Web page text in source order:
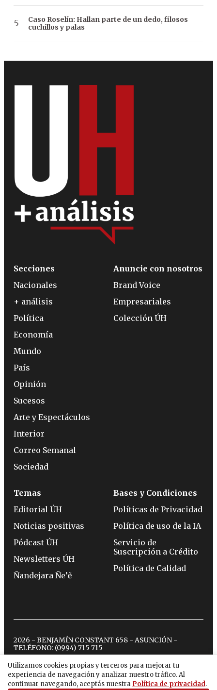
Caso Roselín: Hallan parte de un dedo, filosos
cuchillos y palas
Utilizamos cookies propias y terceros para mejorar tu
experiencia de navegación y analizar nuestro tráfico. Al
continuar navegando, aceptás nuestra Política de privacidad.
Secciones
Nacionales
+ análisis
Política
Economía
Mundo
País
Opinión
Sucesos
Arte y Espectáculos
Interior
Correo Semanal
Sociedad
Anuncie con nosotros
Brand Voice
Empresariales
Colección ÚH
Temas
Editorial ÚH
Noticias positivas
Pódcast ÚH
Newsletters ÚH
Ñandejara Ñe’ẽ
Bases y Condiciones
Políticas de Privacidad
Política de uso de la IA
Servicio de
Suscripción a Crédito
Política de Calidad
2026 - BENJAMÍN CONSTANT 658 - ASUNCIÓN -
TELÉFONO: (0994) 715 715
twitterinstagram
facebook
tiktokyoutubespotify